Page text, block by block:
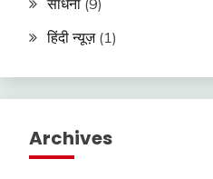
साधना (9)
हिंदी न्यूज़(1)
Archives